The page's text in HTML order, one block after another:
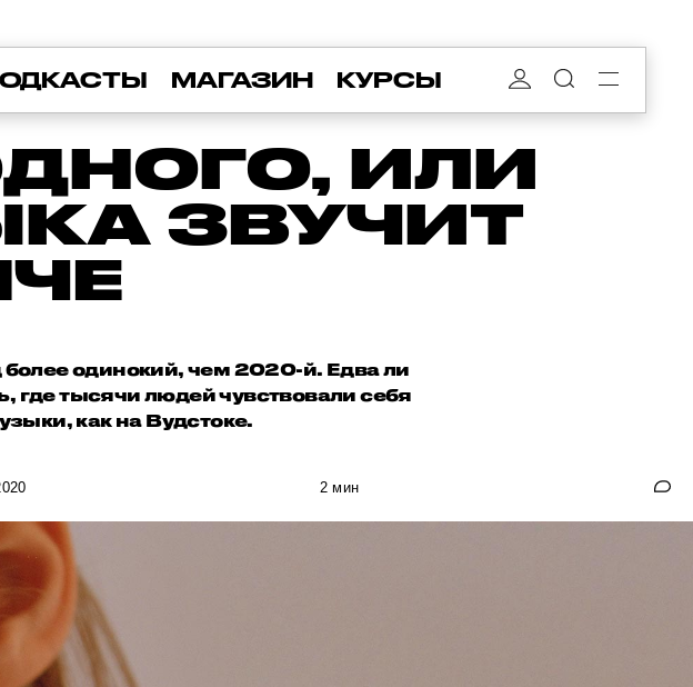
МАГАЗИН КУРСЫ
ИЛИ
ЗВУЧИТ
более одинокий, чем 2020-й. Едва ли
где тысячи людей чувствовали себя
как на Вудстоке.
2 мин